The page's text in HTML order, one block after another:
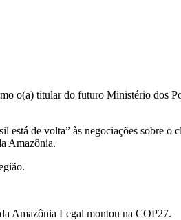
o(a) titular do futuro Ministério dos
de volta” às negociações sobre o
Amazônia.
Amazônia Legal montou na COP27.